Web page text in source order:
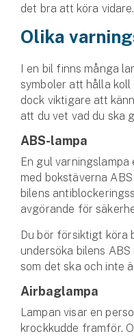
Se alla
det bra att köra vidare.
Olika
I en bil finns många
symboler att hålla koll
dock viktigare att
att du vet vad du ska
ABS-lampa
En gul
med bokstäverna
bilens
avgörande för
Du bör försiktigt köra
undersöka bilens
som det ska och inte
Airbaglampa
Lampan visar en
krockkudde framför.